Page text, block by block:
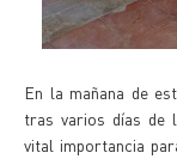
En la mañana de
tras varios días de
vital importancia